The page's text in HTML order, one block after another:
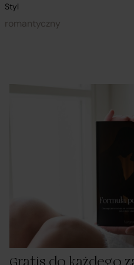
Styl
romantyczny